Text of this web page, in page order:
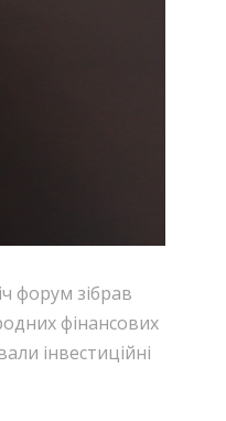
форум зібрав
фінансових
інвестиційні